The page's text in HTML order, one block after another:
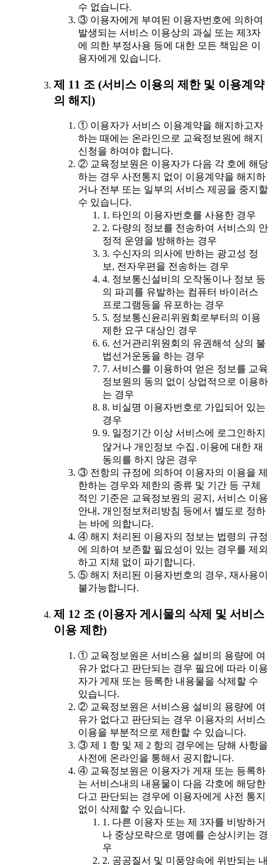
수 없습니다.
③ 이용자에게 부여된 이용자번호에 의하여
발생되는 서비스 이용상의 과실 또는 제3자
에 의한 부정사용 등에 대한 모든 책임은 이
용자에게 있습니다.
제 11 조 (서비스 이용의 제한 및 이용계약
의 해지)
① 이용자가 서비스 이용계약을 해지하고자
하는 때에는 온라인으로 교육정보원에 해지
신청을 하여야 합니다.
② 교육정보원은 이용자가 다음 각 호에 해당
하는 경우 사전통지 없이 이용계약을 해지하
거나 전부 또는 일부의 서비스 제공을 중지할
수 있습니다.
1. 타인의 이용자번호를 사용한 경우
2. 다량의 정보를 전송하여 서비스의 안
정적 운영을 방해하는 경우
3. 수신자의 의사에 반하는 광고성 정
보, 전자우편을 전송하는 경우
4. 정보통신설비의 오작동이나 정보 등
의 파괴를 유발하는 컴퓨터 바이러스
프로그램등을 유포하는 경우
5. 정보통신윤리위원회로부터의 이용
제한 요구 대상인 경우
6. 선거관리위원회의 유권해석 상의 불
법선거운동을 하는 경우
7. 서비스를 이용하여 얻은 정보를 교육
정보원의 동의 없이 상업적으로 이용하
는 경우
8. 비실명 이용자번호로 가입되어 있는
경우
9. 일정기간 이상 서비스에 로그인하지
않거나 개인정보 수집․이용에 대한 재
동의를 하지 않은 경우
③ 전항의 규정에 의하여 이용자의 이용을 제
한하는 경우와 제한의 종류 및 기간 등 구체
적인 기준은 교육정보원의 공지, 서비스 이용
안내, 개인정보처리방침 등에서 별도로 정하
는 바에 의합니다.
④ 해지 처리된 이용자의 정보는 법령의 규정
에 의하여 보존할 필요성이 있는 경우를 제외
하고 지체 없이 파기합니다.
⑤ 해지 처리된 이용자번호의 경우, 재사용이
불가능합니다.
제 12 조 (이용자 게시물의 삭제 및 서비스
이용 제한)
① 교육정보원은 서비스용 설비의 용량에 여
유가 없다고 판단되는 경우 필요에 따라 이용
자가 게재 또는 등록한 내용물을 삭제할 수
있습니다.
② 교육정보원은 서비스용 설비의 용량에 여
유가 없다고 판단되는 경우 이용자의 서비스
이용을 부분적으로 제한할 수 있습니다.
③ 제 1 항 및 제 2 항의 경우에는 당해 사항을
사전에 온라인을 통해서 공지합니다.
④ 교육정보원은 이용자가 게재 또는 등록하
는 서비스내의 내용물이 다음 각호에 해당한
다고 판단되는 경우에 이용자에게 사전 통지
없이 삭제할 수 있습니다.
1. 다른 이용자 또는 제 3자를 비방하거
나 중상모략으로 명예를 손상시키는 경
우
2. 공공질서 및 미풍양속에 위반되는 내